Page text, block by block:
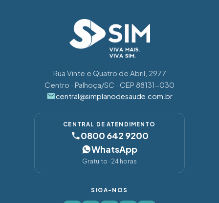
Rua Vinte e Quatro de Abril, 2977
Centro · Palhoça/SC · CEP 88131-030
central@simplanodesaude.com.br
CENTRAL DE ATENDIMENTO
0800 642 9200
WhatsApp
Gratuito · 24 horas
SIGA-NOS